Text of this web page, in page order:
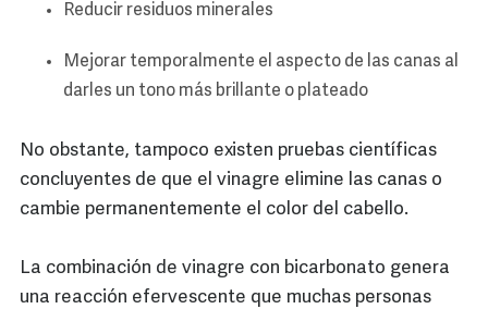
Reducir residuos minerales
Mejorar temporalmente el aspecto de las canas al
darles un tono más brillante o plateado
No obstante, tampoco existen pruebas científicas
concluyentes de que el vinagre elimine las canas o
cambie permanentemente el color del cabello.
La combinación de vinagre con bicarbonato genera
una reacción efervescente que muchas personas